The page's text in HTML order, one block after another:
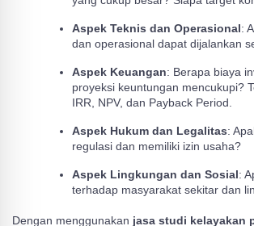
Aspek Teknis dan Operasional:
dan operasional dapat dijalankan
Aspek Keuangan: Berapa biaya
proyeksi keuntungan mencukupi?
IRR, NPV, dan Payback Period.
Aspek Hukum dan Legalitas:
regulasi dan memiliki izin usaha?
Aspek Lingkungan dan Sosial:
terhadap masyarakat sekitar dan
Dengan menggunakan jasa studi kelayakan